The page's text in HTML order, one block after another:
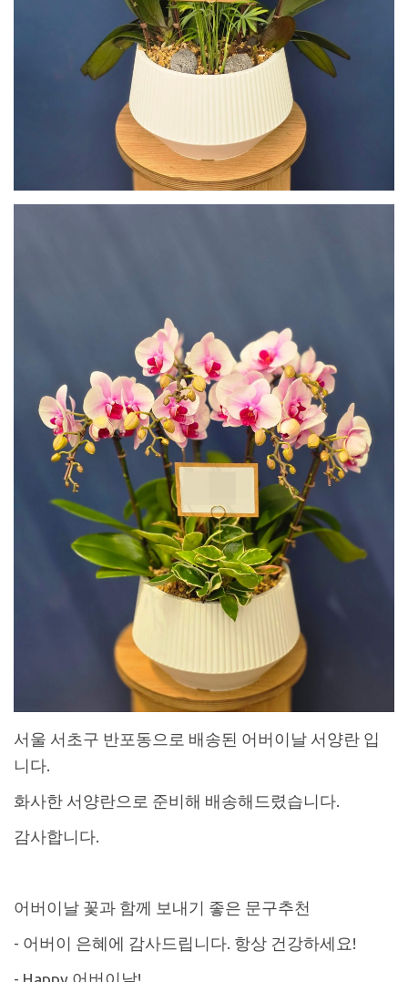
서울 서초구 반포동으로 배송된 어버이날 서양란 입
니다.
화사한 서양란으로 준비해 배송해드렸습니다.
감사합니다.
어버이날 꽃과 함께 보내기 좋은 문구추천
- 어버이 은혜에 감사드립니다. 항상 건강하세요!